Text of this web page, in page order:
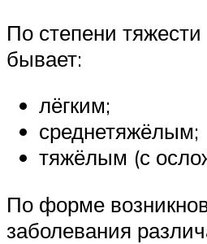
По степени тяжести
бывает:
лёгким;
среднетяжёлым;
тяжёлым (с
По форме
заболевания